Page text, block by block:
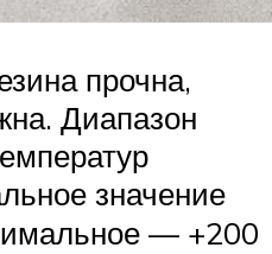
прочна,
Диапазон
значение
— +200